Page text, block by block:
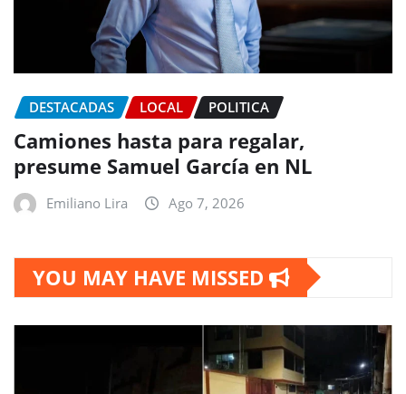
DESTACADAS LOCAL POLITICA
Camiones hasta para regalar,
presume Samuel García en NL
Emiliano Lira Ago 7, 2026
YOU MAY HAVE MISSED